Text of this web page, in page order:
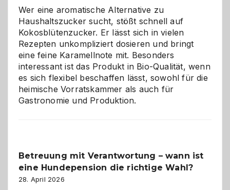
für
Hunde
im
eigenen
Zuhause
Wer eine aromatische Alternative zu
Haushaltszucker sucht, stößt schnell auf
Kokosblütenzucker. Er lässt sich in vielen
Rezepten unkompliziert dosieren und bringt
eine feine Karamellnote mit. Besonders
interessant ist das Produkt in Bio-Qualität, wenn
es sich flexibel beschaffen lässt, sowohl für die
heimische Vorratskammer als auch für
Gastronomie und Produktion.
Betreuung mit Verantwortung – wann ist
eine Hundepension die richtige Wahl?
28. April 2026